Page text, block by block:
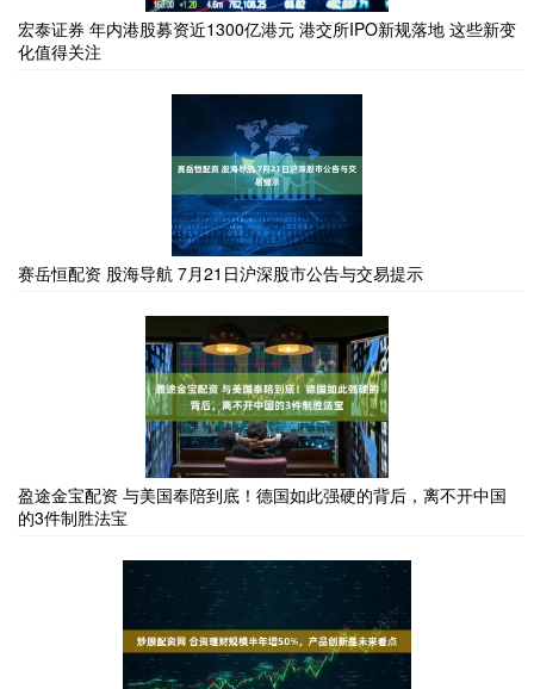
宏泰证券 年内港股募资近1300亿港元 港交所IPO新规落地 这些新变
化值得关注
赛岳恒配资 股海导航 7月21日沪深股市公告与交易提示
盈途金宝配资 与美国奉陪到底！德国如此强硬的背后，离不开中国
的3件制胜法宝